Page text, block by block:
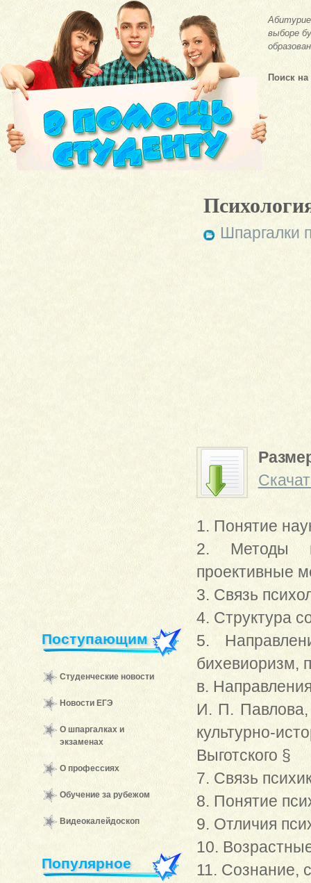
выборе
Поиск на
Поступающим
Студенческие новости
Новости ЕГЭ
О шпаргалках и
экзаменах
О профессиях
Обучение за рубежом
Видеокалейдоскоп
Популярное
Шпаргалки
1. Понятие
2. Методы
проективные
3. Связь
4. Структура
5.
бихевиоризм,
в.
И. П. Павлова,
культурно-
Выготского §
7. Связь
8. Понятие
9. Отличия
10.
11. Сознание,